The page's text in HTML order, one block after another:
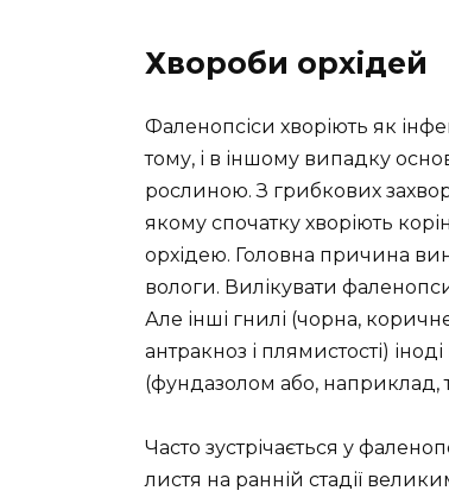
Хвороби орхідей
Фаленопсіси хворіють як
тому, і в іншому випадку
рослиною. З грибкових
якому спочатку хворіють
орхідею. Головна причина
вологи. Вилікувати
Але інші гнилі (чорна,
антракноз і плямистості)
(фундазолом або, наприклад,
Часто зустрічається у
листя на ранній стадії